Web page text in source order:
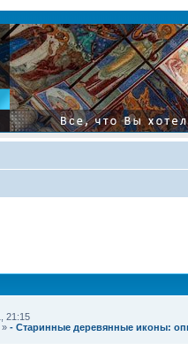
21:15
» - Старинные деревянные иконы: